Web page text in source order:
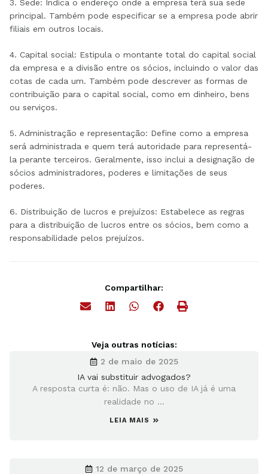
3. Sede: Indica o endereço onde a empresa terá sua sede
principal. Também pode especificar se a empresa pode abrir
filiais em outros locais.
4. Capital social: Estipula o montante total do capital social
da empresa e a divisão entre os sócios, incluindo o valor das
cotas de cada um. Também pode descrever as formas de
contribuição para o capital social, como em dinheiro, bens
ou serviços.
5. Administração e representação: Define como a empresa
será administrada e quem terá autoridade para representá-
la perante terceiros. Geralmente, isso inclui a designação de
sócios administradores, poderes e limitações de seus
poderes.
6. Distribuição de lucros e prejuízos: Estabelece as regras
para a distribuição de lucros entre os sócios, bem como a
responsabilidade pelos prejuízos.
Compartilhar:
Veja outras notícias:
2 de maio de 2025
IA vai substituir advogados?
A resposta curta é: não. Mas o uso de IA já é uma
realidade no ...
LEIA MAIS
12 de março de 2025